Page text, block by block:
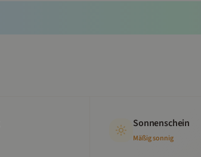
Sonnenschein
Mäßig sonnig